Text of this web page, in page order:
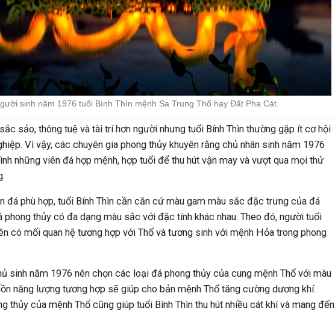
sinh năm 1976 tuổi Bính Thìn mệnh Sa Trung Thổ hay Đất Pha Cát.
sảo, thông tuệ và tài trí hơn người nhưng tuổi Bính Thìn thường gặp ít cơ hội
Vì vậy, các chuyên gia phong thủy khuyên rằng chủ nhân sinh năm 1976
những viên đá hợp mệnh, hợp tuổi để thu hút vận may và vượt qua mọi thử
đá phù hợp, tuổi Bính Thìn cần căn cứ màu gam màu sắc đặc trưng của đá
phong thủy có đa dạng màu sắc với đặc tính khác nhau. Theo đó, người tuổi
có mối quan hệ tương hợp với Thổ và tương sinh với mệnh Hỏa trong phong
sinh năm 1976 nên chọn các loại đá phong thủy của cung mệnh Thổ với màu
năng lượng tương hợp sẽ giúp cho bản mệnh Thổ tăng cường dương khí.
thủy của mệnh Thổ cũng giúp tuổi Bính Thìn thu hút nhiều cát khí và mang đến